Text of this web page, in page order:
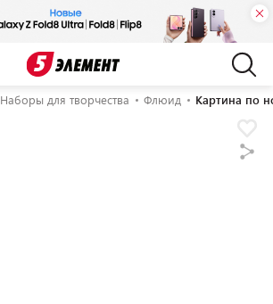
Наборы для творчества Флюид Картина по